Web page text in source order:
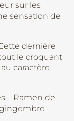
sur les
sensation de
dernière
le croquant
caractère
– Ramen de